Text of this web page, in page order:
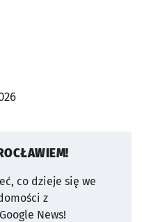
co dzieje się we
z
News!